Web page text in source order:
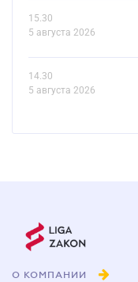
15.30
5 августа 2026
14.30
5 августа 2026
О КОМПАНИИ